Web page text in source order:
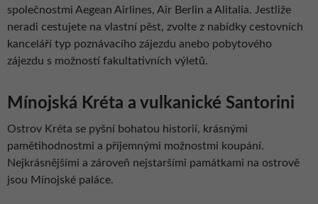
společnostmi Aegean Airlines, Air Berlin a Alitalia. Jestliže
neradi cestujete na vlastní pěst, zvolte z nabídky cestovních
kanceláří typ poznávacího zájezdu anebo pobytového
zájezdu s možností fakultativních výletů.
Mínojská Kréta a vulkanické Santorini
Ostrov Kréta se pyšní bohatou historií, krásnými
pamětihodnostmi a příjemnými možnostmi koupání.
Nejkrásnějšími a zároveň nejstaršími památkami na ostrově
jsou Mínojské paláce.